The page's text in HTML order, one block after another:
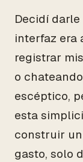
Decidí
interfaz era
registrar
o
escéptico,
esta
construir
gasto, solo